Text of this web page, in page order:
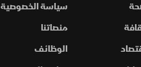
سياسة الخصوصية
منصاتنا
الوظائف